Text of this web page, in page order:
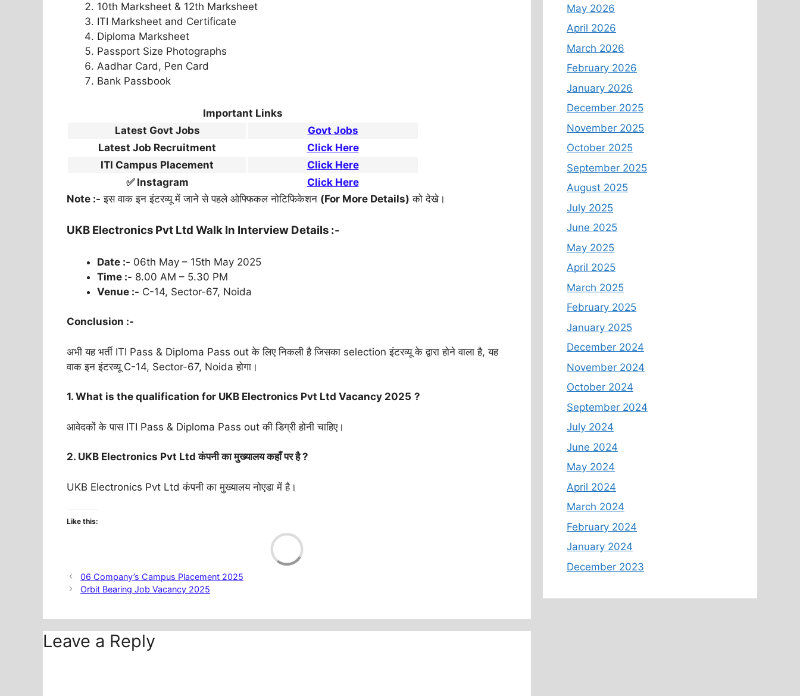
10th Marksheet & 12th Marksheet
ITI Marksheet and Certificate
Diploma Marksheet
Passport Size Photographs
Aadhar Card, Pen Card
Bank Passbook
Important Links
Latest Govt Jobs
Govt Jobs
Latest Job Recruitment
Click Here
ITI Campus Placement
Click Here
✅ Instagram
Click Here
Note :- इस वाक इन इंटरव्यू में जाने से पहले ओफ्फिकल नोटिफिकेशन (For More Details) को देखे।
UKB Electronics Pvt Ltd Walk In Interview Details :-
Date :- 06th May – 15th May 2025
Time :- 8.00 AM – 5.30 PM
Venue :- C-14, Sector-67, Noida
Conclusion :-
अभी यह भर्ती ITI Pass & Diploma Pass out के लिए निकली है जिसका selection इंटरव्यू के द्वारा होने वाला है, यह
वाक इन इंटरव्यू C-14, Sector-67, Noida होगा।
1. What is the qualification for UKB Electronics Pvt Ltd Vacancy 2025 ?
आवेदकों के पास ITI Pass & Diploma Pass out की डिग्री होनी चाहिए।
2. UKB Electronics Pvt Ltd कंपनी का मुख्यालय कहाँ पर है ?
UKB Electronics Pvt Ltd कंपनी का मुख्यालय नोएडा में है।
Like this:
06 Company’s Campus Placement 2025
Orbit Bearing Job Vacancy 2025
Leave a Reply
May 2026
April 2026
March 2026
February 2026
January 2026
December 2025
November 2025
October 2025
September 2025
August 2025
July 2025
June 2025
May 2025
April 2025
March 2025
February 2025
January 2025
December 2024
November 2024
October 2024
September 2024
July 2024
June 2024
May 2024
April 2024
March 2024
February 2024
January 2024
December 2023